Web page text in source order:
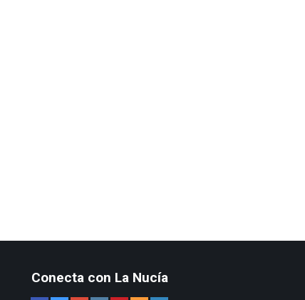
Conecta con La Nucía